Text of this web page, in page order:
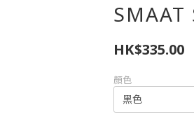
SMAAT
HK$335.00
顏色